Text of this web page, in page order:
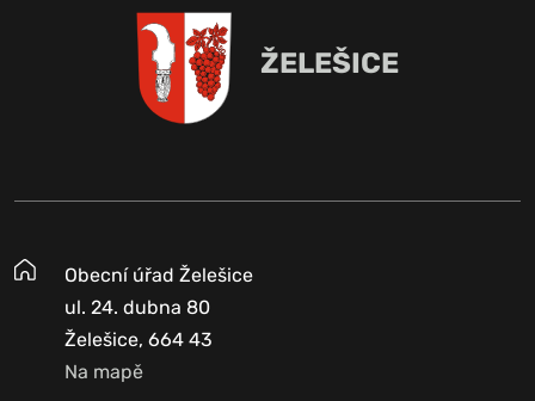
ŽELEŠICE
Obecní úřad Želešice
ul. 24. dubna 80
Želešice, 664 43
Na mapě